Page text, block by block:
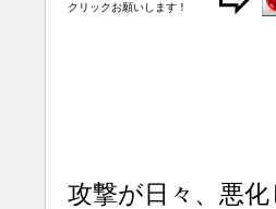
クリックお願いします！
攻撃が日々、悪化